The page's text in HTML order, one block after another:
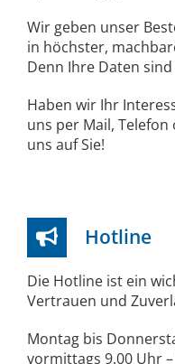
Wir geben unser
in höchster,
Denn Ihre Daten
Haben wir Ihr
uns per Mail, Telefon
uns auf Sie!
Hotline
Die Hotline ist ein
Vertrauen und
Montag bis
vormittags 9.00 Uhr